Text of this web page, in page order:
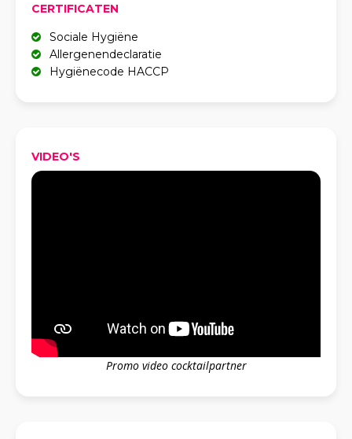
CERTIFICATEN
Sociale Hygiëne
Allergenendeclaratie
Hygiënecode HACCP
VIDEO'S
Promo video cocktailpartner